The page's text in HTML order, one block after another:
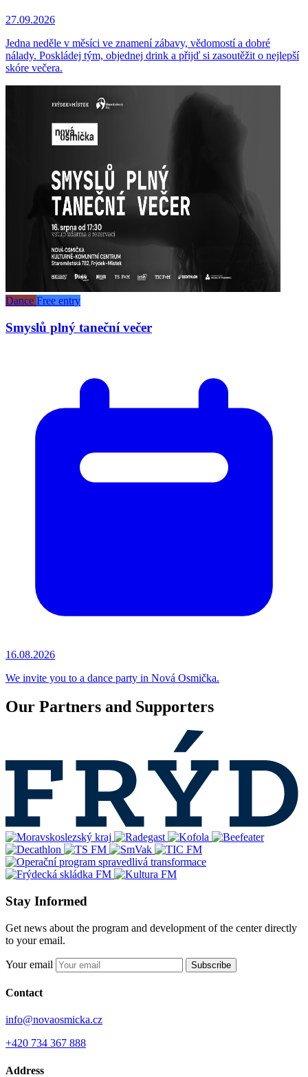
27.09.2026
Jedna neděle v měsíci ve znamení zábavy, vědomostí a dobré
nálady. Poskládej tým, objednej drink a přijď si zasoutěžit o nejlepší
skóre večera.
Dance Free entry
Smyslů plný taneční večer
16.08.2026
We invite you to a dance party in Nová Osmička.
Our Partners and Supporters
Stay Informed
Get news about the program and development of the center directly
to your email.
Your email Subscribe
Contact
info@novaosmicka.cz
+420 734 367 888
Address